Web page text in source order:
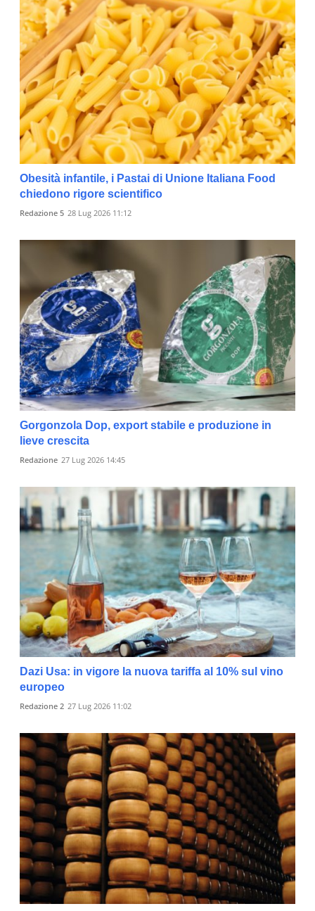
Obesità infantile, i Pastai di Unione Italiana Food
chiedono rigore scientifico
Redazione 5 28 Lug 2026 11:12
Gorgonzola Dop, export stabile e produzione in
lieve crescita
Redazione 27 Lug 2026 14:45
Dazi Usa: in vigore la nuova tariffa al 10% sul vino
europeo
Redazione 2 27 Lug 2026 11:02